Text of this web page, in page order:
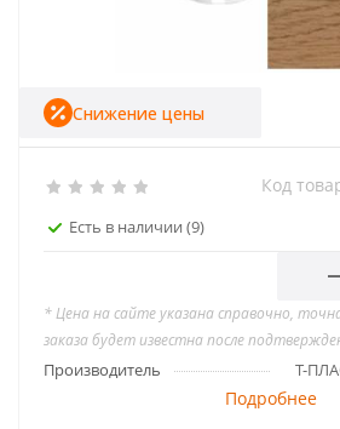
Есть в наличии (9)
Код
Снижение цены
* Цена на сайте указана справочно,
заказа будет известна после
Производитель Т-
Подробнее